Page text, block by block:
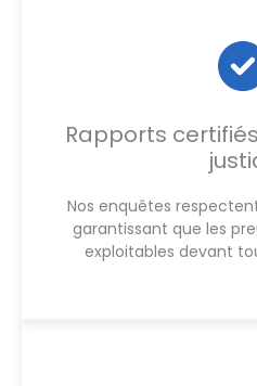
Rapports
Nos enquêtes
garantissant que les
exploitables devant